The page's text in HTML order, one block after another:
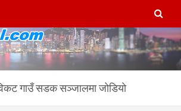
– हङकङबाट
नेपाली अनलाईन
hk nepal, hk nepal com
विकट गाउँ सडक सञ्जालमा जोडियो